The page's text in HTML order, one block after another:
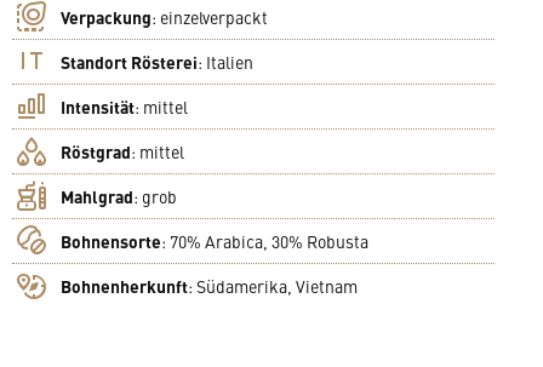
Verpackung: einzelverpackt
Standort Rösterei: Italien
Intensität: mittel
Röstgrad: mittel
Mahlgrad: grob
Bohnensorte: 70% Arabica, 30% Robusta
Bohnenherkunft: Südamerika, Vietnam